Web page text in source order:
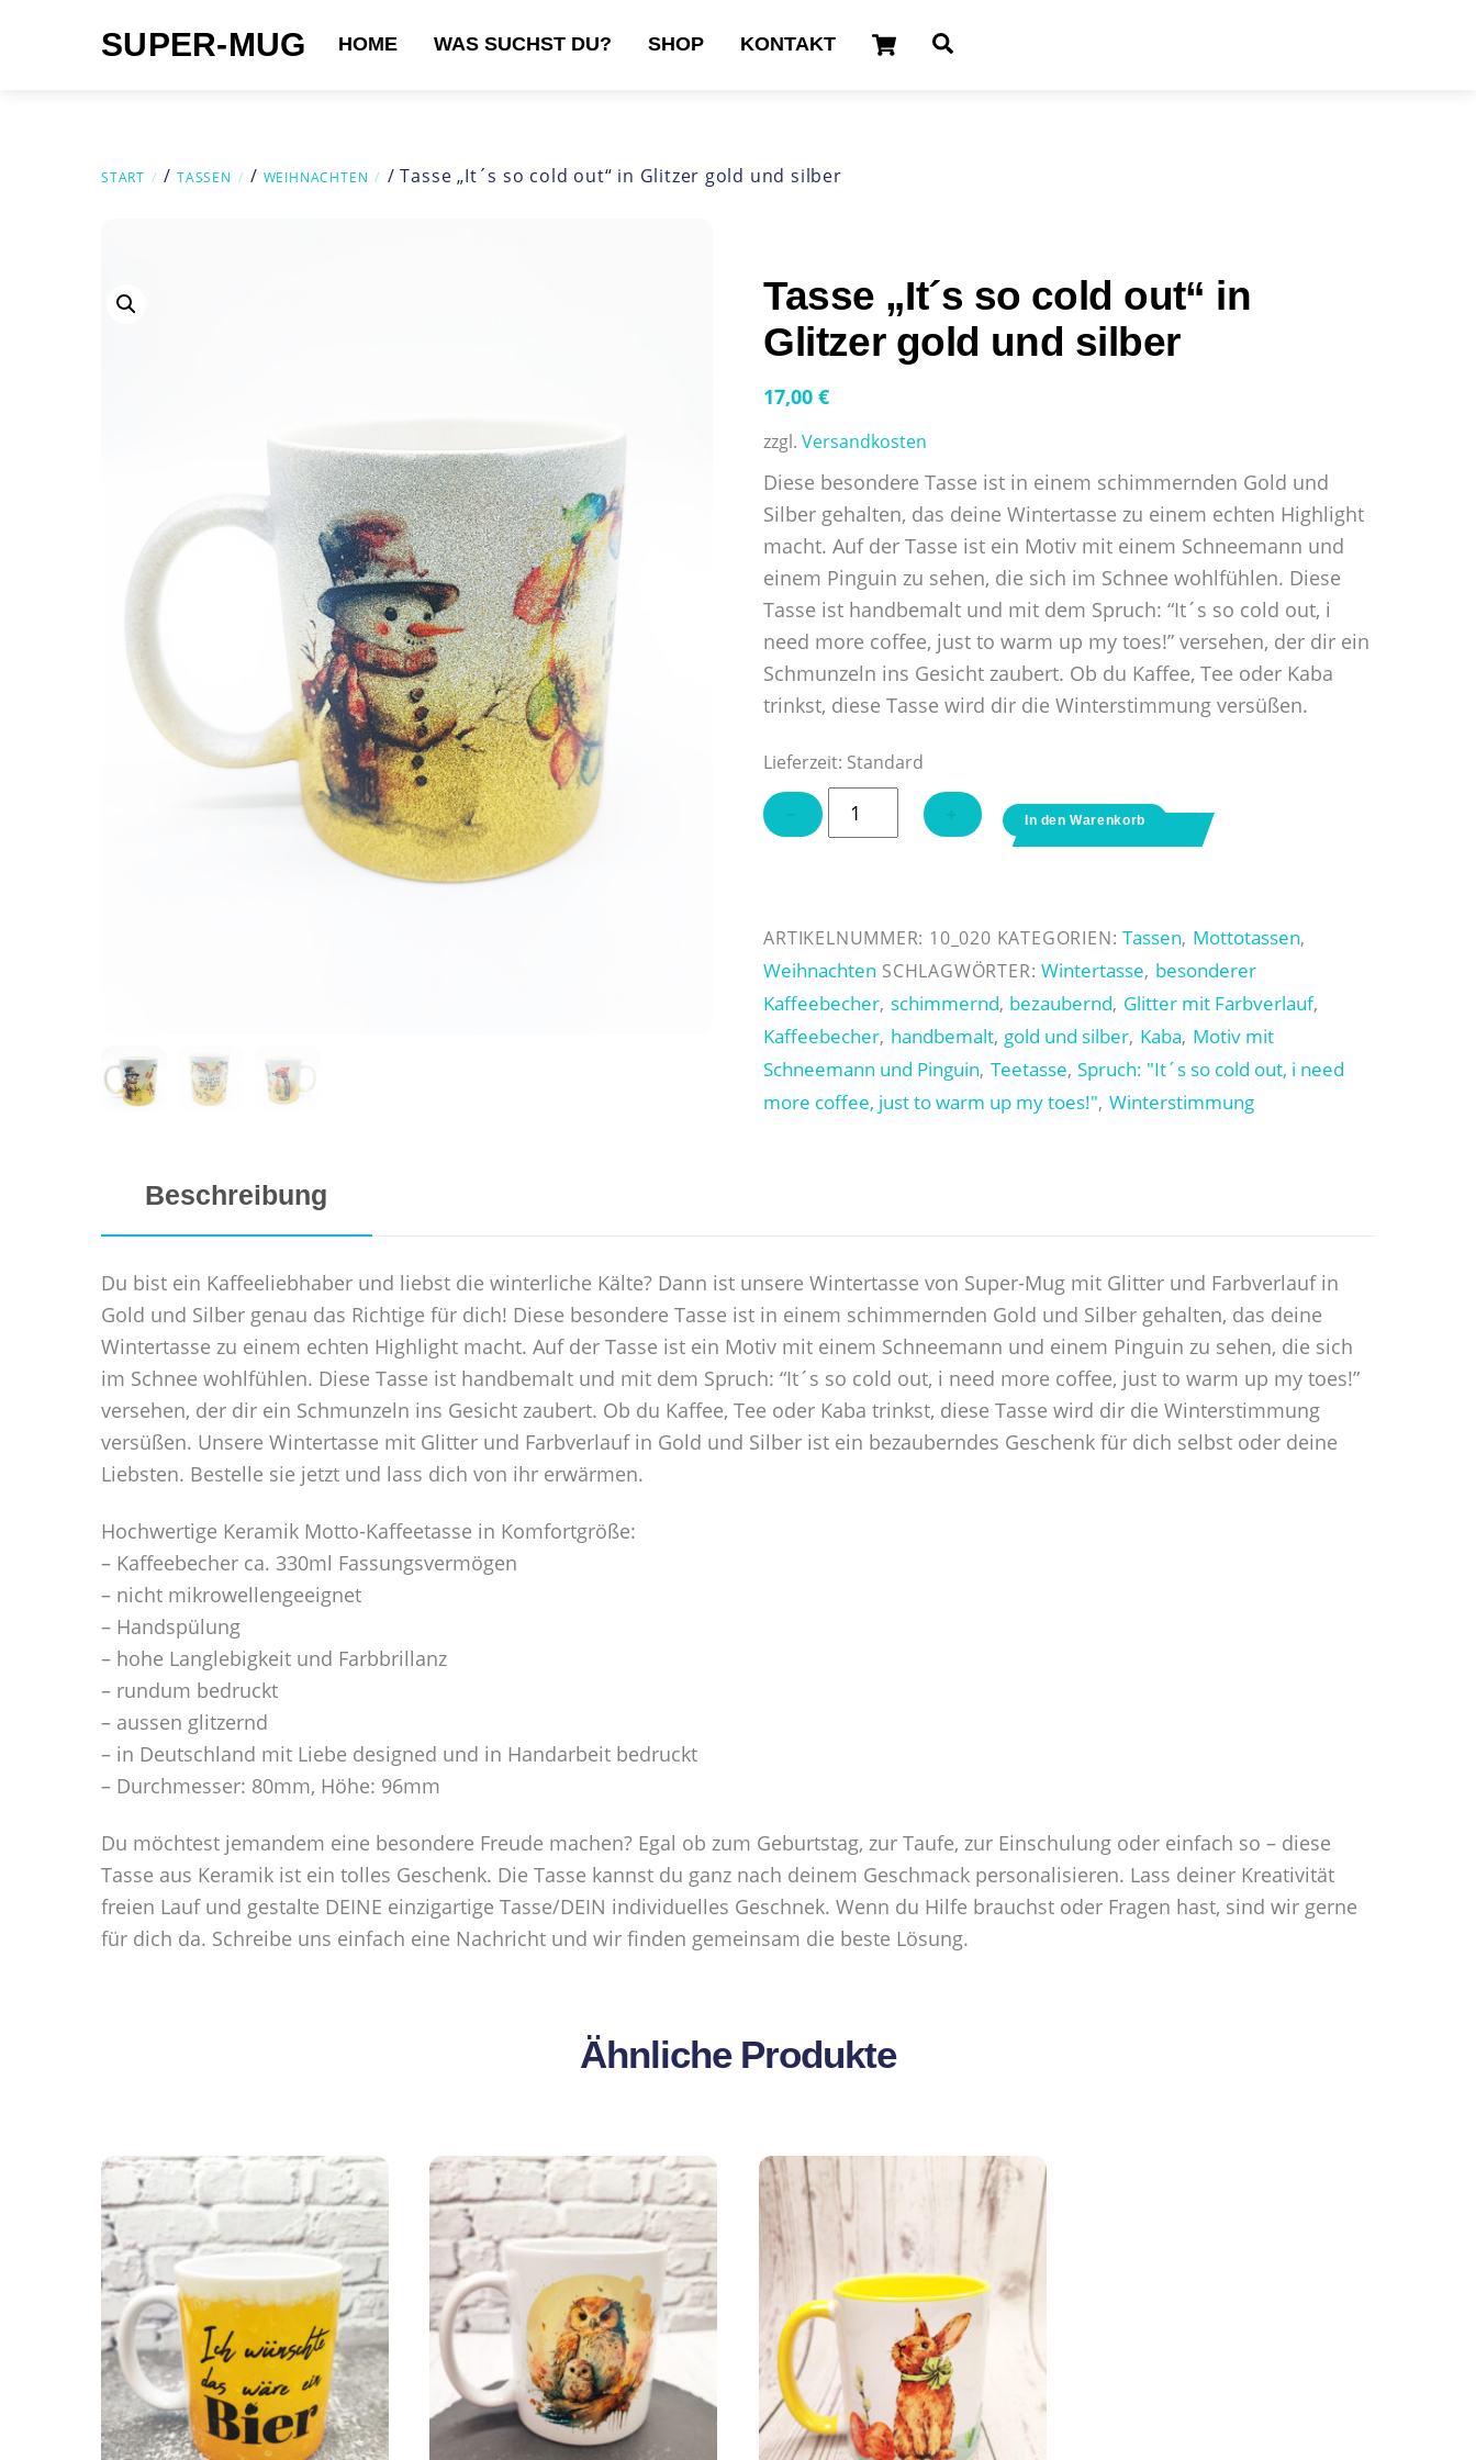
SUPER-MUG Cart
HOME WAS SUCHST DU? SHOP KONTAKT
START / TASSEN / WEIHNACHTEN / Tasse „It´s so cold out“ in Glitzer gold und silber
Tasse „It´s so cold out“ in
Glitzer gold und silber
17,00€
zzgl.Versandkosten
Diese besondere Tasse ist in einem schimmernden Gold und
Silber gehalten, das deine Wintertasse zu einem echten Highlight
macht. Auf der Tasse ist ein Motiv mit einem Schneemann und
einem Pinguin zu sehen, die sich im Schnee wohlfühlen. Diese
Tasse ist handbemalt und mit dem Spruch: “It´s so cold out, i
need more coffee, just to warm up my toes!” versehen, der dir ein
Schmunzeln ins Gesicht zaubert. Ob du Kaffee, Tee oder Kaba
trinkst, diese Tasse wird dir die Winterstimmung versüßen.
Lieferzeit: Standard
−
Tasse
"It
cold
out"
Glitzer
und
silber
+ In den Warenkorb
ARTIKELNUMMER: 10_020 KATEGORIEN:Tassen, Mottotassen,
Weihnachten SCHLAGWÖRTER:Wintertasse, besonderer
Kaffeebecher, schimmernd, bezaubernd, Glitter mit Farbverlauf,
Kaffeebecher, handbemalt, gold und silber, Kaba, Motiv mit
Schneemann und Pinguin, Teetasse,Spruch: "It´s so cold out, i need
more coffee, just to warm up my toes!", Winterstimmung
Beschreibung
Du bist ein Kaffeeliebhaber und liebst die winterliche Kälte? Dann ist unsere Wintertasse von Super-Mug mit Glitter und Farbverlauf in
Gold und Silber genau das Richtige für dich! Diese besondere Tasse ist in einem schimmernden Gold und Silber gehalten, das deine
Wintertasse zu einem echten Highlight macht. Auf der Tasse ist ein Motiv mit einem Schneemann und einem Pinguin zu sehen, die sich
im Schnee wohlfühlen. Diese Tasse ist handbemalt und mit dem Spruch: “It´s so cold out, i need more coffee, just to warm up my toes!”
versehen, der dir ein Schmunzeln ins Gesicht zaubert. Ob du Kaffee, Tee oder Kaba trinkst, diese Tasse wird dir die Winterstimmung
versüßen. Unsere Wintertasse mit Glitter und Farbverlauf in Gold und Silber ist ein bezauberndes Geschenk für dich selbst oder deine
Liebsten. Bestelle sie jetzt und lass dich von ihr erwärmen.
Hochwertige Keramik Motto-Kaffeetasse in Komfortgröße:
– Kaffeebecher ca. 330ml Fassungsvermögen
– nicht mikrowellengeeignet
– Handspülung
– hohe Langlebigkeit und Farbbrillanz
– rundum bedruckt
– aussen glitzernd
– in Deutschland mit Liebe designed und in Handarbeit bedruckt
– Durchmesser: 80mm, Höhe: 96mm
Du möchtest jemandem eine besondere Freude machen? Egal ob zum Geburtstag, zur Taufe, zur Einschulung oder einfach so – diese
Tasse aus Keramik ist ein tolles Geschenk. Die Tasse kannst du ganz nach deinem Geschmack personalisieren. Lass deiner Kreativität
freien Lauf und gestalte DEINE einzigartige Tasse/DEIN individuelles Geschnek. Wenn du Hilfe brauchst oder Fragen hast, sind wir gerne
für dich da. Schreibe uns einfach eine Nachricht und wir finden gemeinsam die beste Lösung.
Ähnliche Produkte